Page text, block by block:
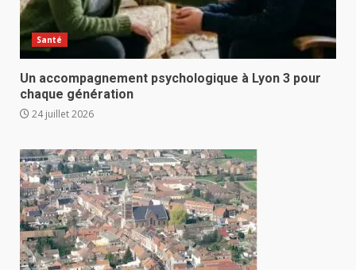
Santé
Un accompagnement psychologique à Lyon 3 pour
chaque génération
24 juillet 2026